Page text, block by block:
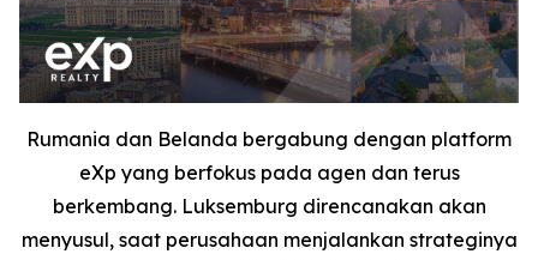
Rumania dan Belanda bergabung dengan platform
eXp yang berfokus pada agen dan terus
berkembang. Luksemburg direncanakan akan
menyusul, saat perusahaan menjalankan strateginya